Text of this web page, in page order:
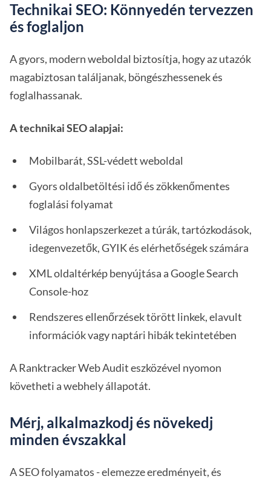
Technikai SEO: Könnyedén tervezzen
és foglaljon
A gyors, modern weboldal biztosítja, hogy az utazók
magabiztosan találjanak, böngészhessenek és
foglalhassanak.
A technikai SEO alapjai:
Mobilbarát, SSL-védett weboldal
Gyors oldalbetöltési idő és zökkenőmentes
foglalási folyamat
Világos honlapszerkezet a túrák, tartózkodások,
idegenvezetők, GYIK és elérhetőségek számára
XML oldaltérkép benyújtása a Google Search
Console-hoz
Rendszeres ellenőrzések törött linkek, elavult
információk vagy naptári hibák tekintetében
A Ranktracker Web Audit eszközével nyomon
követheti a webhely állapotát.
Mérj, alkalmazkodj és növekedj
minden évszakkal
A SEO folyamatos - elemezze eredményeit, és